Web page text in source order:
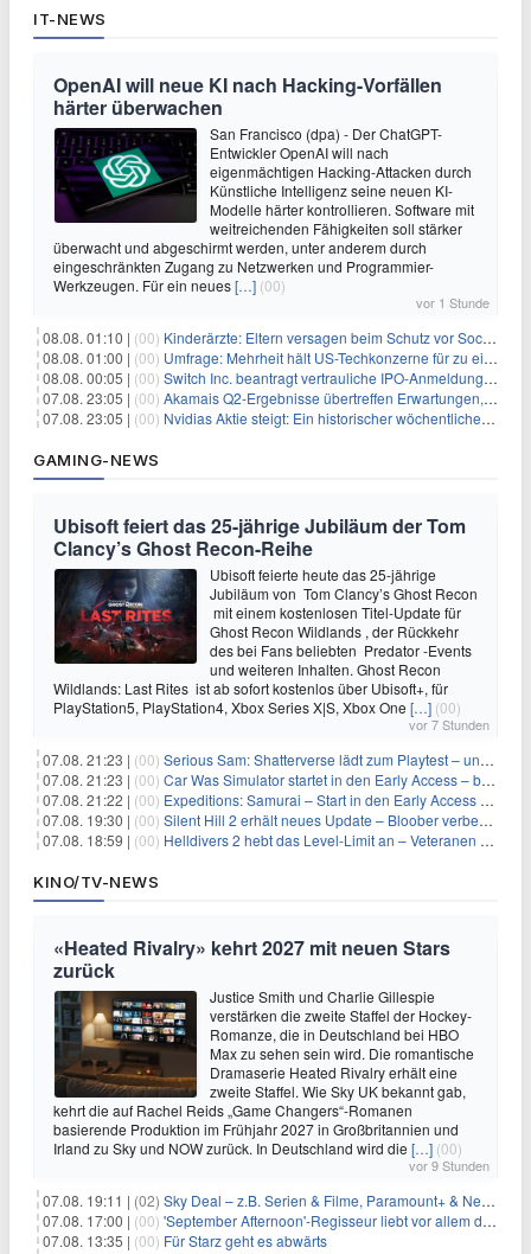
IT-NEWS
OpenAI will neue KI nach Hacking-Vorfällen
härter überwachen
San Francisco (dpa) - Der ChatGPT-
Entwickler OpenAI will nach
eigenmächtigen Hacking-Attacken durch
Künstliche Intelligenz seine neuen KI-
Modelle härter kontrollieren. Software mit
weitreichenden Fähigkeiten soll stärker
überwacht und abgeschirmt werden, unter anderem durch
eingeschränkten Zugang zu Netzwerken und Programmier-
Werkzeugen. Für ein neues[…] (00)
vor 1 Stunde
08.08. 01:10 | (00) Kinderärzte: Eltern versagen beim Schutz vor Social Media
08.08. 01:00 | (00) Umfrage: Mehrheit hält US-Techkonzerne für zu einflussreich
08.08. 00:05 | (00) Switch Inc. beantragt vertrauliche IPO-Anmeldung im Zuge des AI-Booms
07.08. 23:05 | (00) Akamais Q2-Ergebnisse übertreffen Erwartungen, doch Aktien fallen: Ein tieferer Blick
07.08. 23:05 | (00) Nvidias Aktie steigt: Ein historischer wöchentlicher Anstieg, getrieben von Innovation und Marktnachfrage
GAMING-NEWS
Ubisoft feiert das 25-jährige Jubiläum der Tom
Clancy’s Ghost Recon-Reihe
Ubisoft feierte heute das 25-jährige
Jubiläum von Tom Clancy’s Ghost Recon
mit einem kostenlosen Titel-Update für
Ghost Recon Wildlands , der Rückkehr
des bei Fans beliebten Predator -Events
und weiteren Inhalten. Ghost Recon
Wildlands: Last Rites ist ab sofort kostenlos über Ubisoft+, für
PlayStation5, PlayStation4, Xbox Series X|S, Xbox One […] (00)
vor 7 Stunden
07.08. 21:23 | (00) Serious Sam: Shatterverse lädt zum Playtest – und erscheint schon bald!
07.08. 21:23 | (00) Car Was Simulator startet in den Early Access – bald gehts los!
07.08. 21:22 | (00) Expeditions: Samurai – Start in den Early Access ab heute im feudalen Japan
07.08. 19:30 | (00) Silent Hill 2 erhält neues Update – Bloober verbessert Grafik und Performance
07.08. 18:59 | (00) Helldivers 2 hebt das Level-Limit an – Veteranen können endlich weiter aufsteigen
KINO/TV-NEWS
«Heated Rivalry» kehrt 2027 mit neuen Stars
zurück
Justice Smith und Charlie Gillespie
verstärken die zweite Staffel der Hockey-
Romanze, die in Deutschland bei HBO
Max zu sehen sein wird. Die romantische
Dramaserie Heated Rivalry erhält eine
zweite Staffel. Wie Sky UK bekannt gab,
kehrt die auf Rachel Reids „Game Changers“-Romanen
basierende Produktion im Frühjahr 2027 in Großbritannien und
Irland zu Sky und NOW zurück. In Deutschland wird die […] (00)
vor 9 Stunden
07.08. 19:11 | (02) Sky Deal – z.B. Serien & Filme, Paramount+ & Netflix für 19,99€/Monat
07.08. 17:00 | (00) 'September Afternoon'-Regisseur liebt vor allem die 'Banalität' in seinen Filmen
07.08. 13:35 | (00) Für Starz geht es abwärts